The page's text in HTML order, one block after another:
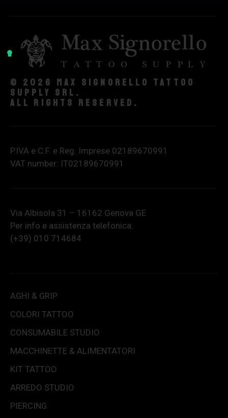
© 2026 Max Signorello Tattoo
supply srl.
All rights reserved.
P.IVA e C.F. e Reg. Imprese 02189670991
VAT number: IT02189670991
Via Albisola 31 – 16162 Genova GE
Per info e assistenza telefonica:
(+39) 010 714684
AGHI & GRIP
COLORI TATTOO
CONSUMABILE STUDIO
MACCHINETTE & ALIMENTATORI
KIT TATTOO
ARREDO STUDIO
PIERCING